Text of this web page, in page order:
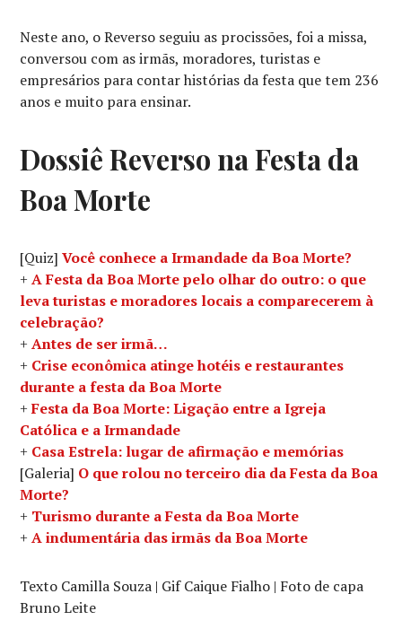
Neste ano, o Reverso seguiu as procissões, foi a missa,
conversou com as irmãs, moradores, turistas e
empresários para contar histórias da festa que tem 236
anos e muito para ensinar.
Dossiê Reverso na Festa da
Boa Morte
[Quiz]Você conhece a Irmandade da Boa Morte?
+A Festa da Boa Morte pelo olhar do outro: o que
leva turistas e moradores locais a comparecerem à
celebração?
+Antes de ser irmã…
+ Crise econômica atinge hotéis e restaurantes
durante a festa da Boa Morte
+Festa da Boa Morte: Ligação entre a Igreja
Católica e a Irmandade
+ Casa Estrela: lugar de afirmação e memórias
[Galeria] O que rolou no terceiro dia da Festa da Boa
Morte?
+ Turismo durante a Festa da Boa Morte
+A indumentária das irmãs da Boa Morte
Texto Camilla Souza | Gif Caique Fialho | Foto de capa
Bruno Leite